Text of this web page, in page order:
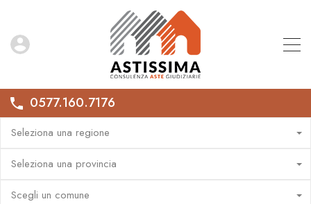
0577.160.7176
Seleziona una regione
Seleziona una provincia
Scegli un comune